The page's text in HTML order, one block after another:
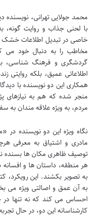
محمد جولایی تهرانی، نویسنده
با لحنی جذاب و روایت گونه،
خاصی در تبدیل اطلاعات خشک
مخاطب را به دنبال خود می
گردشگری و فرهنگ شناسی،
اطلاعاتی عمیق، بلکه روایتی
همکاری این دو نویسنده با
منجر شده که هم به نیازهای
مردم، به ویژه علاقه مندان به
نگاه ویژه این دو نویسنده در
مادری و اشتیاق به معرفی
توصیف ظاهری مکان ها بسنده
هر منطقه، داستان ها و افسانه
به تصویر بکشند. این رویکرد،
به آن عمق و اصالتی ویژه می
احساس می کند که نه تنها در
کارشناسانه این دو، در حال